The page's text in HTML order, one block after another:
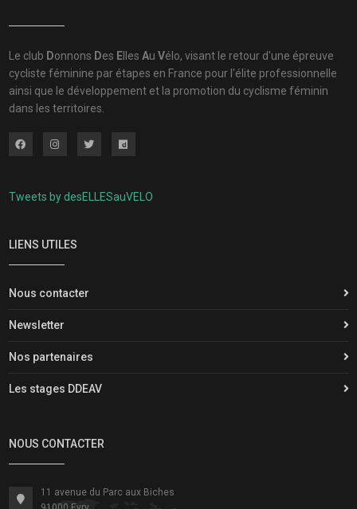
Le club Donnons Des Elles Au Vélo, visant le retour d'une épreuve
cycliste féminine par étapes en France pour l'élite professionnelle
ainsi que le développement et la promotion du cyclisme féminin
dans les territoires.
Tweets by desELLESauVELO
LIENS UTILES
Nous contacter
Newsletter
Nos partenaires
Les stages DDEAV
NOUS CONTACTER
11 avenue du Parc aux Biches